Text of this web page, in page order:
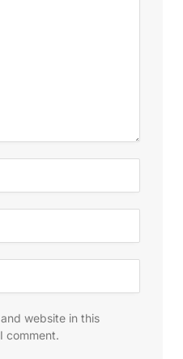
website in this
comment.